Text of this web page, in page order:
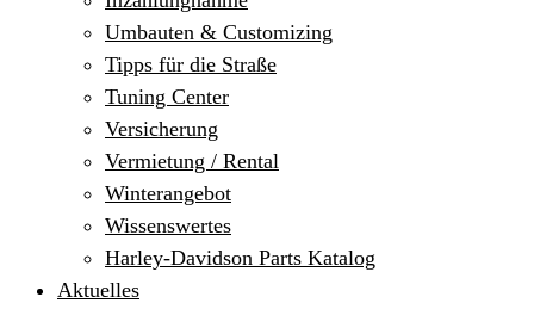
Umbauten & Customizing
Tipps für die Straße
Tuning Center
Versicherung
Vermietung / Rental
Winterangebot
Wissenswertes
Harley-Davidson Parts Katalog
Aktuelles